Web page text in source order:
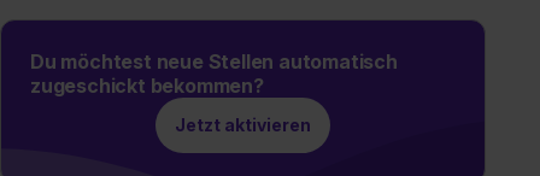
Du möchtest neue Stellen automatisch
zugeschickt bekommen?
Jetzt aktivieren